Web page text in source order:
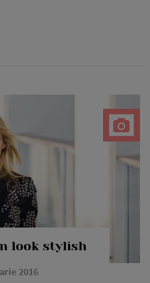
look stylish
2016